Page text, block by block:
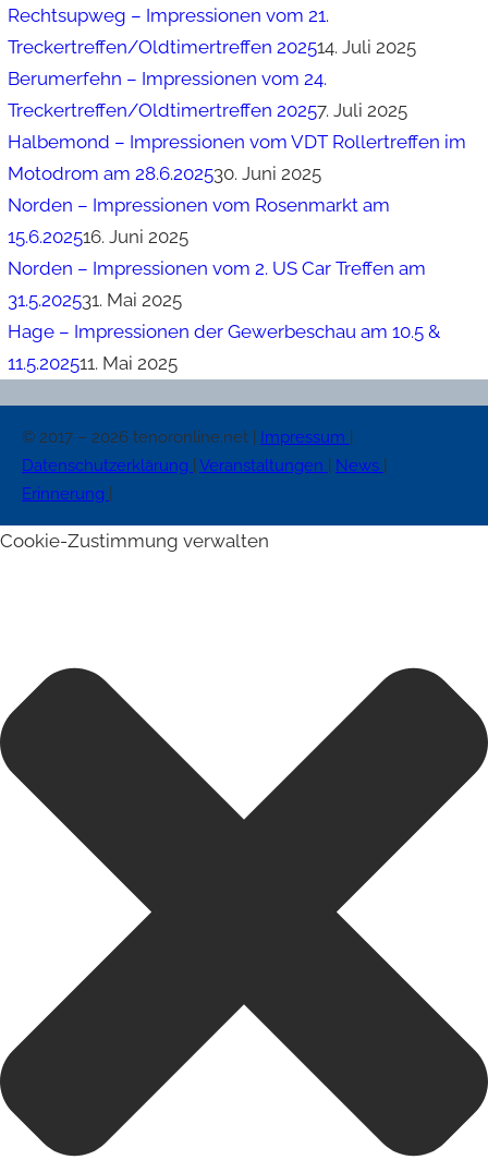
Rechtsupweg – Impressionen vom 21.
Treckertreffen/Oldtimertreffen 202514. Juli 2025
Berumerfehn – Impressionen vom 24.
Treckertreffen/Oldtimertreffen 20257. Juli 2025
Halbemond – Impressionen vom VDT Rollertreffen im
Motodrom am 28.6.202530. Juni 2025
Norden – Impressionen vom Rosenmarkt am
15.6.202516. Juni 2025
Norden – Impressionen vom 2. US Car Treffen am
31.5.202531. Mai 2025
Hage – Impressionen der Gewerbeschau am 10.5 &
11.5.202511. Mai 2025
© 2017 – 2026 tenoronline.net | Impressum
Datenschutzerklärung
Veranstaltungen News
Erinnerung
Cookie-Zustimmung verwalten